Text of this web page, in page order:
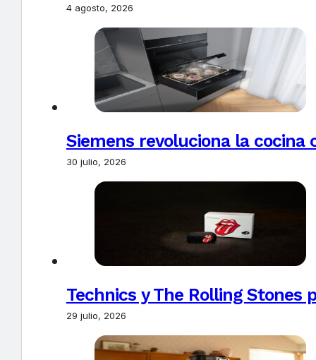
4 agosto, 2026
Siemens revoluciona la
30 julio, 2026
Technics y The Rolling Stones
29 julio, 2026